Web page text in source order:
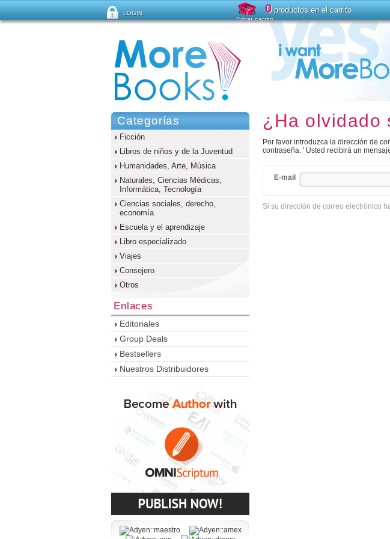
¿Ha olvidado
Por favor introduzca la dirección de
contraseña. ' Usted recibirá un
E-mail
Si su dirección de correo electrónico
Categorías
Ficción
Libros de niños y de la Juventud
Humanidades, Arte, Música
Naturales, Ciencias Médicas,
Informática, Tecnología
Ciencias sociales, derecho,
economía
Escuela y el aprendizaje
Libro especializado
Viajes
Consejero
Otros
Enlaces
Editoriales
Group Deals
Bestsellers
Nuestros Distribuidores
LOGIN
¿Ha olvidado su contraseña ?
0productos en el carrito
Editar carrito